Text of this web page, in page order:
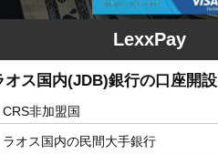
LexxPay
オス国内(JDB)銀行の口座開設
CRS非加盟国
ラオス国内の民間大手銀行